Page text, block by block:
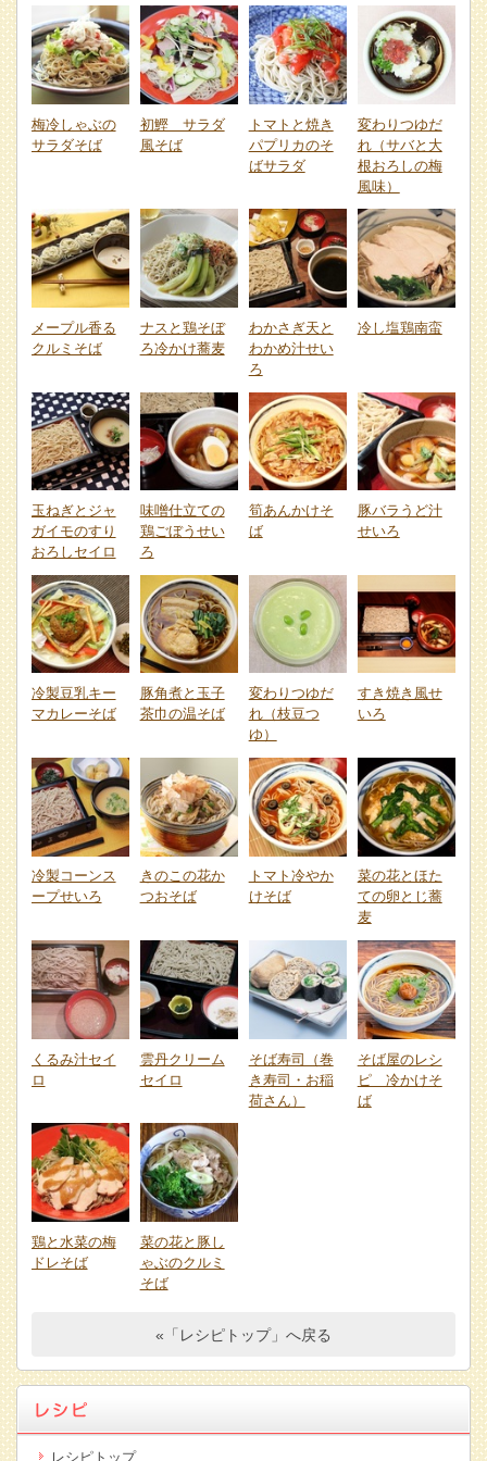
梅冷しゃぶの
サラダそば
初鰹 サラダ
風そば
トマトと焼き
パプリカのそ
ばサラダ
変わりつゆだ
れ（サバと大
根おろしの梅
風味）
メープル香る
クルミそば
ナスと鶏そぼ
ろ冷かけ蕎麦
わかさぎ天と
わかめ汁せい
ろ
冷し塩鶏南蛮
玉ねぎとジャ
ガイモのすり
おろしセイロ
味噌仕立ての
鶏ごぼうせい
ろ
筍あんかけそ
ば
豚バラうど汁
せいろ
冷製豆乳キー
マカレーそば
豚角煮と玉子
茶巾の温そば
変わりつゆだ
れ（枝豆つ
ゆ）
すき焼き風せ
いろ
冷製コーンス
ープせいろ
きのこの花か
つおそば
トマト冷やか
けそば
菜の花とほた
ての卵とじ蕎
麦
くるみ汁セイ
ロ
雲丹クリーム
セイロ
そば寿司（巻
き寿司・お稲
荷さん）
そば屋のレシ
ピ 冷かけそ
ば
鶏と水菜の梅
ドレそば
菜の花と豚し
ゃぶのクルミ
そば
«「レシピトップ」へ戻る
レシピトップ